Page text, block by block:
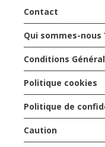
Contact
Qui sommes-nous
Conditions
Politique cookies
Politique de
Caution